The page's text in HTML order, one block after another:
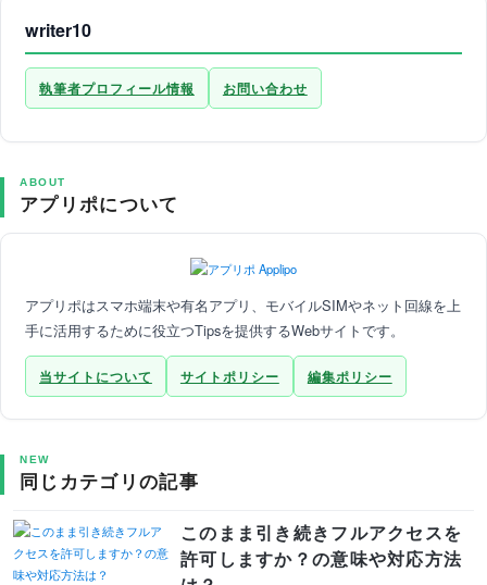
writer10
執筆者プロフィール情報 お問い合わせ
ABOUT
アプリポについて
アプリポはスマホ端末や有名アプリ、モバイルSIMやネット回線を上
手に活用するために役立つTipsを提供するWebサイトです。
当サイトについて サイトポリシー 編集ポリシー
NEW
同じカテゴリの記事
このまま引き続きフルアクセスを
許可しますか？の意味や対応方法